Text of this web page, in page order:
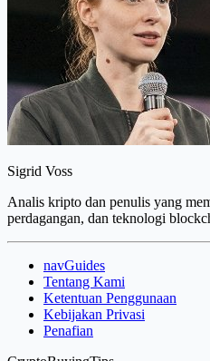
Sigrid Voss
Analis kripto dan penulis yang
perdagangan, dan teknologi
navGuides
Tentang Kami
Ketentuan Penggunaan
Kebijakan Privasi
Penafian